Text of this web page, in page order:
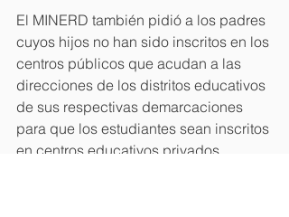
El MINERD también pidió a los padres
cuyos hijos no han sido inscritos en los
centros públicos que acudan a las
direcciones de los distritos educativos
de sus respectivas demarcaciones
para que los estudiantes sean inscritos
en centros educativos privados.